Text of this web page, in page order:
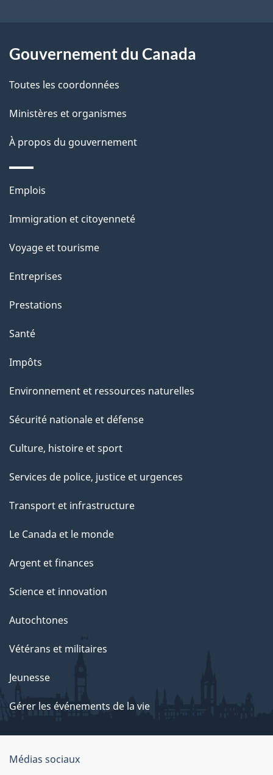
n
t
l
p
a
g
e
Gouvernement du Canada
Toutes les coordonnées
Ministères et organismes
À propos du gouvernement
Thèmes
sujets
Emplois
Immigration et citoyenneté
Voyage et tourisme
Entreprises
Prestations
Santé
Impôts
Environnement et ressources naturelles
Sécurité nationale et défense
Culture, histoire et sport
Services de police, justice et urgences
Transport et infrastructure
Le Canada et le monde
Argent et finances
Science et innovation
Autochtones
Vétérans et militaires
Jeunesse
Gérer les événements de la vie
Organisation
Médias sociaux